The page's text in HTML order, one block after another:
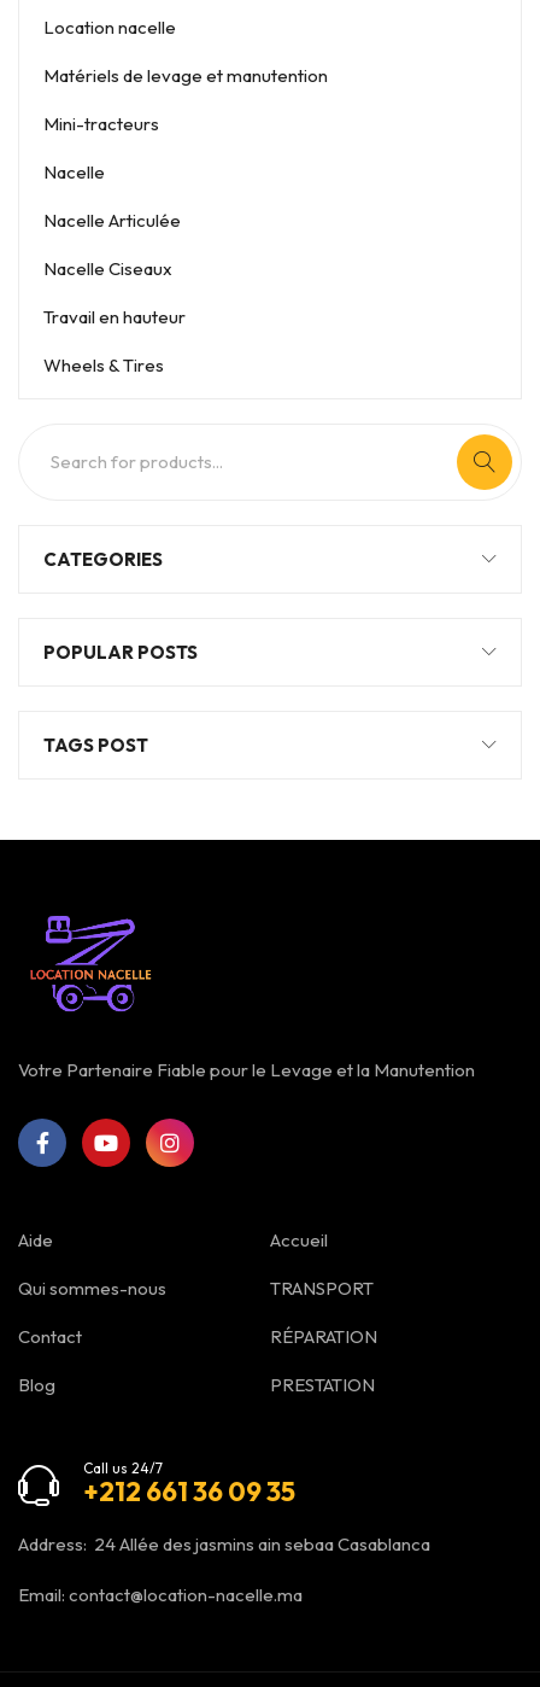
Location nacelle
Matériels de levage et manutention
Mini-tracteurs
Nacelle
Nacelle Articulée
Nacelle Ciseaux
Travail en hauteur
Wheels & Tires
CATEGORIES
POPULAR POSTS
TAGS POST
Votre Partenaire Fiable pour le Levage et la Manutention
Aide
Qui sommes-nous
Contact
Blog
Accueil
TRANSPORT
RÉPARATION
PRESTATION
Call us 24/7
+212 661 36 09 35
Address: 24 Allée des jasmins ain sebaa Casablanca
Email: contact@location-nacelle.ma